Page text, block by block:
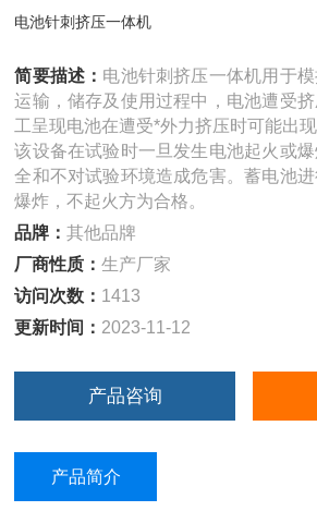
电池针刺挤压一体机
简要描述： 电池针刺挤压一体机用于
运输，储存及使用过程中，电池遭受
工呈现电池在遭受*外力挤压时可能出现
该设备在试验时一旦发生电池起火或
全和不对试验环境造成危害。蓄电池
爆炸，不起火方为合格。
品牌：其他品牌
厂商性质：生产厂家
访问次数： 1413
更新时间： 2023-11-12
产品咨询
产品简介